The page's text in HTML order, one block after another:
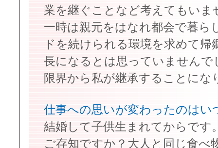
業を継ぐことなど考えてもいま
一時は親元をはなれ都会で暮ら
ドを続けられる環境を求めて
長になるとは思っていませんで
限界から私が継承することにな
仕事への思いが変わったのはい
結婚して子供生まれてからです
ご存知ですか？大人と同じ食べ